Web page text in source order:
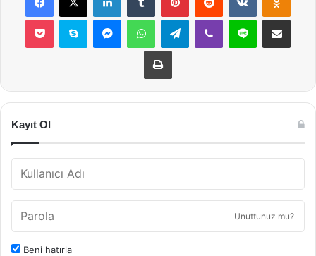
Pocket Skype MessengerWhatsAppTelegramViber Line E-Posta ile
Yazdır
Kayıt Ol
Unuttunuz mu?
Beni hatırla